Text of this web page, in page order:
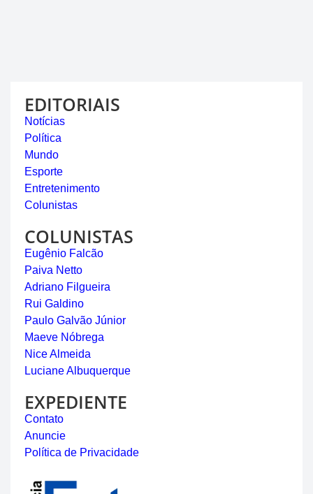
EDITORIAIS
Notícias
Política
Mundo
Esporte
Entretenimento
Colunistas
COLUNISTAS
Eugênio Falcão
Paiva Netto
Adriano Filgueira
Rui Galdino
Paulo Galvão Júnior
Maeve Nóbrega
Nice Almeida
Luciane Albuquerque
EXPEDIENTE
Contato
Anuncie
Política de Privacidade